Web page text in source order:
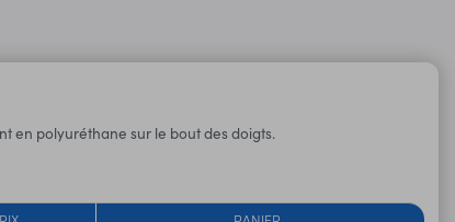
en polyuréthane sur le bout des doigts.